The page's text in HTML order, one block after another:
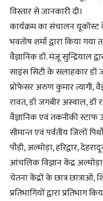
विस्तार से जानकारी दी।
कार्यक्रम का संचालन यूकॉस्ट
भवतोष शर्मा द्वारा किया
वैज्ञानिक डॉ. मंजू सुन्द्रियाल
साइंस सिटी के सलाहकार डॉ
प्रोफेसर अरुण कुमार त्यागी,
रावत, डॉ जगबीर अस्वाल, डॉ
वैज्ञानिक एवं तकनीकी स्टाफ
सीमान्त एवं पर्वतीय जिलों
पौड़ी, अल्मोड़ा, हरिद्वार,
आंचलिक विज्ञान केंद्र
चेतना केंद्रों के छात्र
प्रतिभागियों द्वारा प्रतिभाग